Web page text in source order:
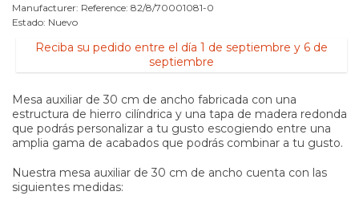
Manufacturer: Reference: 82/8/70001081-0
Estado: Nuevo
Reciba su pedido entre el día 1 de septiembre y 6 de
septiembre
Mesa auxiliar de 30 cm de ancho fabricada con una
estructura de hierro cilíndrica y una tapa de madera redonda
que podrás personalizar a tu gusto escogiendo entre una
amplia gama de acabados que podrás combinar a tu gusto.
Nuestra mesa auxiliar de 30 cm de ancho cuenta con las
siguientes medidas: